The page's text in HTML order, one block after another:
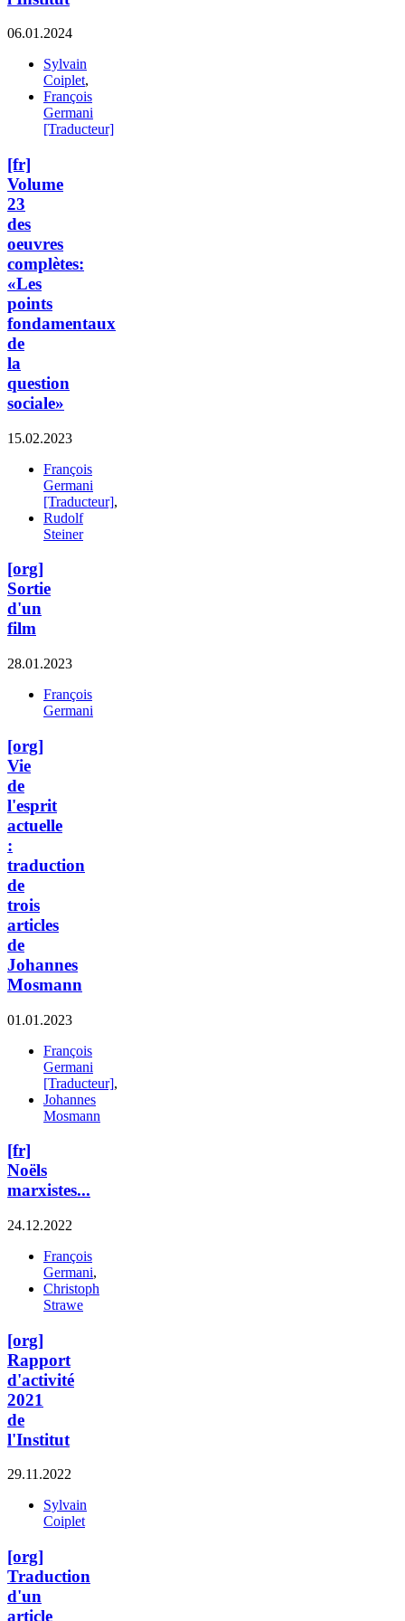
06.01.2024
Sylvain
Coiplet,
François
Germani
[Traducteur]
[fr]
Volume
23
des
oeuvres
complètes:
«Les
points
fondamentaux
de
la
question
sociale»
15.02.2023
François
Germani
[Traducteur],
Rudolf
Steiner
[org]
Sortie
d'un
film
28.01.2023
François
Germani
[org]
Vie
de
l'esprit
actuelle
:
traduction
de
trois
articles
de
Johannes
Mosmann
01.01.2023
François
Germani
[Traducteur],
Johannes
Mosmann
[fr]
Noëls
marxistes...
24.12.2022
François
Germani,
Christoph
Strawe
[org]
Rapport
d'activité
2021
de
l'Institut
29.11.2022
Sylvain
Coiplet
[org]
Traduction
d'un
article